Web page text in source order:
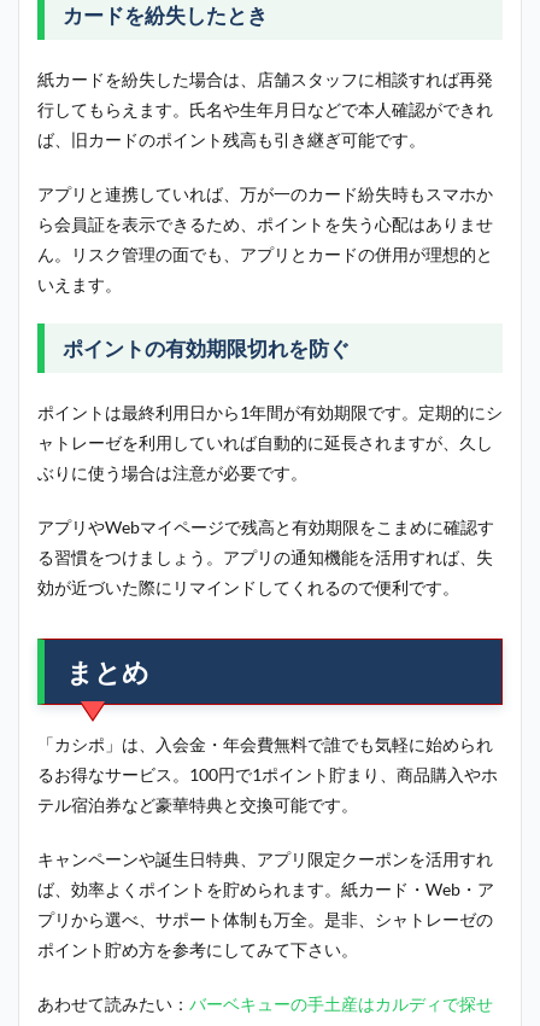
カードを紛失したとき
紙カードを紛失した場合は、店舗スタッフに相談すれば再発
行してもらえます。氏名や生年月日などで本人確認ができれ
ば、旧カードのポイント残高も引き継ぎ可能です。
アプリと連携していれば、万が一のカード紛失時もスマホか
ら会員証を表示できるため、ポイントを失う心配はありませ
ん。リスク管理の面でも、アプリとカードの併用が理想的と
いえます。
ポイントの有効期限切れを防ぐ
ポイントは最終利用日から1年間が有効期限です。定期的にシ
ャトレーゼを利用していれば自動的に延長されますが、久し
ぶりに使う場合は注意が必要です。
アプリやWebマイページで残高と有効期限をこまめに確認す
る習慣をつけましょう。アプリの通知機能を活用すれば、失
効が近づいた際にリマインドしてくれるので便利です。
まとめ
「カシポ」は、入会金・年会費無料で誰でも気軽に始められ
るお得なサービス。100円で1ポイント貯まり、商品購入やホ
テル宿泊券など豪華特典と交換可能です。
キャンペーンや誕生日特典、アプリ限定クーポンを活用すれ
ば、効率よくポイントを貯められます。紙カード・Web・ア
プリから選べ、サポート体制も万全。是非、シャトレーゼの
ポイント貯め方を参考にしてみて下さい。
あわせて読みたい： バーベキューの手土産はカルディで探せ